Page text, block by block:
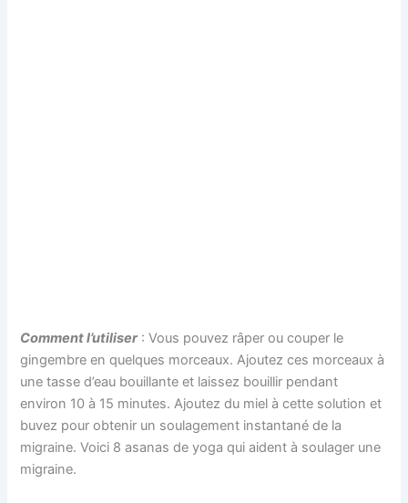
Comment l’utiliser: Vous pouvez râper ou couper le
gingembre en quelques morceaux. Ajoutez ces morceaux à
une tasse d’eau bouillante et laissez bouillir pendant
environ 10 à 15 minutes. Ajoutez du miel à cette solution et
buvez pour obtenir un soulagement instantané de la
migraine. Voici 8 asanas de yoga qui aident à soulager une
migraine.